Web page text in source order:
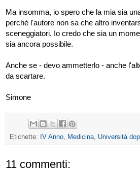
Ma insomma, io spero che la mia sia
perché l'autore non sa che altro
sceneggiatori. Io credo che sia un
sia ancora possibile.
Anche se - devo ammetterlo - anche
da scartare.
Simone
Etichette: IV Anno Medicina Università
11 commenti: